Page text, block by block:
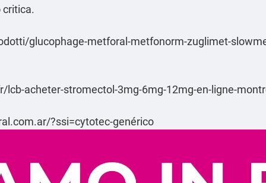
critica.
glucophage-metforal-metfonorm-zuglimet-
lcb-acheter-stromectol-3mg-6mg-12mg-en-ligne-
?ssi=cytotec-genérico